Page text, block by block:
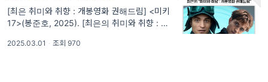
[최은 취미와 취향 : 개봉영화 권해드림] <미키
17>(봉준호, 2025). [최은의 취미와 취향 : 개
공존을 가능하게 하는 ‘이름’ 봉준호 감독의 8
2025.03.01 · 조회 970